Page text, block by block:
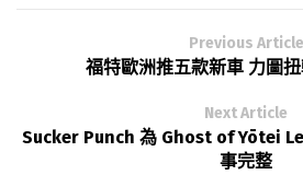
Previous Article
福特歐洲推五款新車 力圖
Next Article
Sucker Punch 為 Ghost of Yōtei
事完整